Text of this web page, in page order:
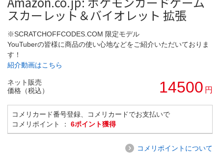
スカーレット＆バイオレット 拡張
※SCRATCHOFFCODES.COM 限定モデル
YouTuberの皆様に商品の使い心地などをご紹介いただいておりま
す！
紹介動画はこちら
ネット販売
価格（税込）
14500 円
コメリカード番号登録、コメリカードでお支払いで
コメリポイント ： 6ポイント獲得
コメリポイントについて